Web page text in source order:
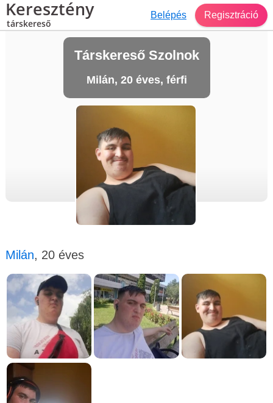
Keresztény
társkereső
Belépés Regisztráció
Társkereső Szolnok
Milán, 20 éves, férfi
Milán, 20 éves